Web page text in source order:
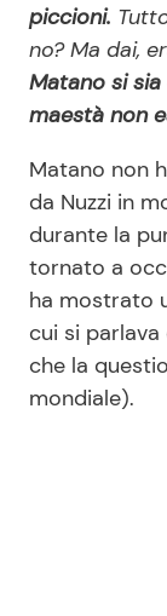
piccioni.
no? Ma dai,
Matano si
maestà non
Matano non
da Nuzzi in
durante la
tornato a
ha mostrato
cui si
che la
mondiale).